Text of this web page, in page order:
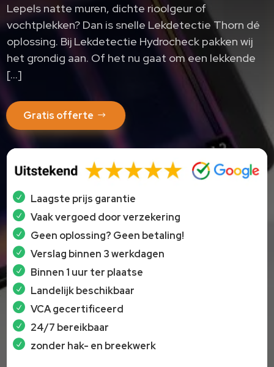
Lepels natte muren, dichte rioolgeur of
vochtplekken? Dan is snelle Lekdetectie Thorn dé
oplossing. Bij Lekdetectie Hydrocheck pakken wij
het grondig aan. Of het nu gaat om een lekkende
[…]
Gratis offerte
Laagste prijs garantie
Vaak vergoed door verzekering
Geen oplossing? Geen betaling!
Verslag binnen 3 werkdagen
Binnen 1 uur ter plaatse
Landelijk beschikbaar
VCA gecertificeerd
24/7 bereikbaar
zonder hak- en breekwerk